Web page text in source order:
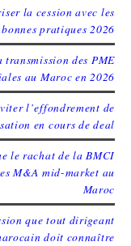
la cession avec les
bonnes pratiques 2026
des PME
au Maroc en 2026
l’effondrement de
en cours de deal
le rachat de la BMCI
M&A mid-market au
Maroc
que tout dirigeant
doit connaître